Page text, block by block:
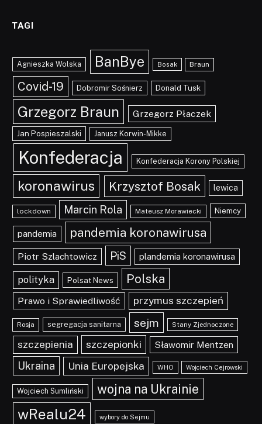
TAGI
Agnieszka Wolska BanBye Bosak Braun
Covid-19 Dobromir Sośnierz Donald Tusk
Grzegorz Braun Grzegorz Płaczek
Jan Pospieszalski Janusz Korwin-Mikke
Konfederacja Konfederacja Korony Polskiej
koronawirus Krzysztof Bosak lewica
lockdown Marcin Rola Mateusz Morawiecki Niemcy
pandemia pandemia koronawirusa
Piotr Szlachtowicz PiS plandemia koronawirusa
polityka Polsat News Polska
Prawo i Sprawiedliwość przymus szczepień
Rosja segregacja sanitarna sejm Stany Zjednoczone
szczepienia szczepionki Sławomir Mentzen
Ukraina Unia Europejska WHO Wojciech Cejrowski
Wojciech Sumliński wojna na Ukrainie
wRealu24 wybory do Sejmu